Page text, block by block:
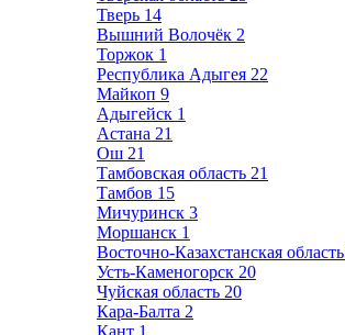
Тверь 14
Вышний Волочёк 2
Торжок 1
Республика Адыгея 22
Майкоп 9
Адыгейск 1
Астана 21
Ош 21
Тамбовская область 21
Тамбов 15
Мичуринск 3
Моршанск 1
Восточно-Казахстанская область
Усть-Каменогорск 20
Чуйская область 20
Кара-Балта 2
Кант 1